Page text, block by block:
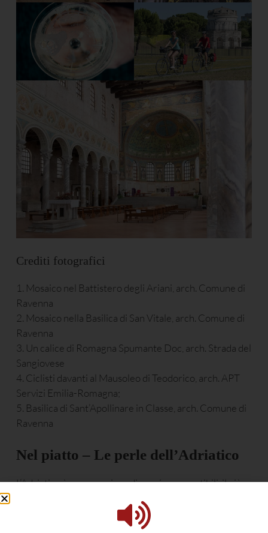
Crediti fotografici
1. Mosaico nel Battistero degli Ariani, arch. Comune di
Ravenna
2. Mosaico nella Basilica di San Vitale, arch. Comune di
Ravenna
3. Un calice di Romagna Spumante Doc, arch. Strada del
Sangiovese
4. Ciclisti davanti al Mausoleo di Teodorico, arch. APT
Servizi Emilia-Romagna;
5. Basilica di Sant’Apollinare in Classe, arch. Comune di
Ravenna
Nel piatto – Le perle dell’Adriatico
L’Adriatico è un mare ricco di pesci commestibili, il più
diffuso è il pesce azzurro. Con questa definizione, di
origine commerciale e non scientifica, si indica una
grande varietà di pesci, per lo più di piccole dimensioni,